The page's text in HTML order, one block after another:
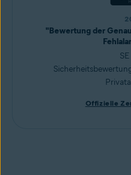
"Bewertung der
Offizielle